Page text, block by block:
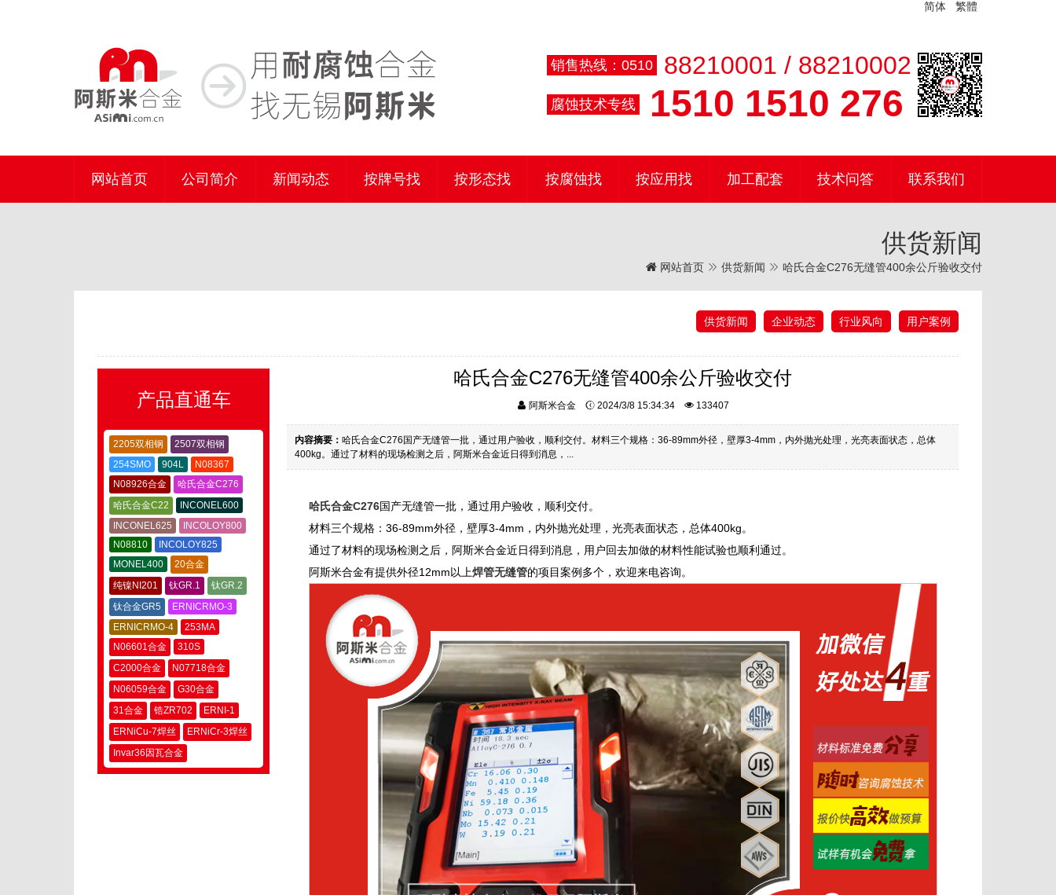
简体 繁體
销售热线：0510 88210001 / 88210002
腐蚀技术专线 1510 1510 276
网站首页 公司简介 新闻动态 按牌号找 按形态找 按腐蚀找 按应用找 加工配套 技术问答 联系我们
供货新闻
网站首页 供货新闻 哈氏合金C276无缝管400余公斤验收交付
供货新闻 企业动态 行业风向 用户案例
产品直通车
2205双相钢
2507双相钢
254SMO
904L
N08367
N08926合金
哈氏合金C276
哈氏合金C22
INCONEL600
INCONEL625
INCOLOY800
N08810
INCOLOY825
MONEL400
20合金
纯镍NI201
钛GR.1
钛GR.2
钛合金GR5
ERNICRMO-3
ERNICRMO-4
253MA
N06601合金
310S
C2000合金
N07718合金
N06059合金
G30合金
31合金
锆ZR702
ERNI-1
ERNiCu-7焊丝
ERNiCr-3焊丝
Invar36因瓦合金
哈氏合金C276无缝管400余公斤验收交付
阿斯米合金 2024/3/8 15:34:34 133407
内容摘要：哈氏合金C276国产无缝管一批，通过用户验收，顺利交付。材料三个规格：36-89mm外径，壁厚3-4mm，内外抛光处理，光亮表面状态，总体
400kg。通过了材料的现场检测之后，阿斯米合金近日得到消息，...
哈氏合金C276国产无缝管一批，通过用户验收，顺利交付。
材料三个规格：36-89mm外径，壁厚3-4mm，内外抛光处理，光亮表面状态，总体400kg。
通过了材料的现场检测之后，阿斯米合金近日得到消息，用户回去加做的材料性能试验也顺利通过。
阿斯米合金有提供外径12mm以上焊管无缝管的项目案例多个，欢迎来电咨询。